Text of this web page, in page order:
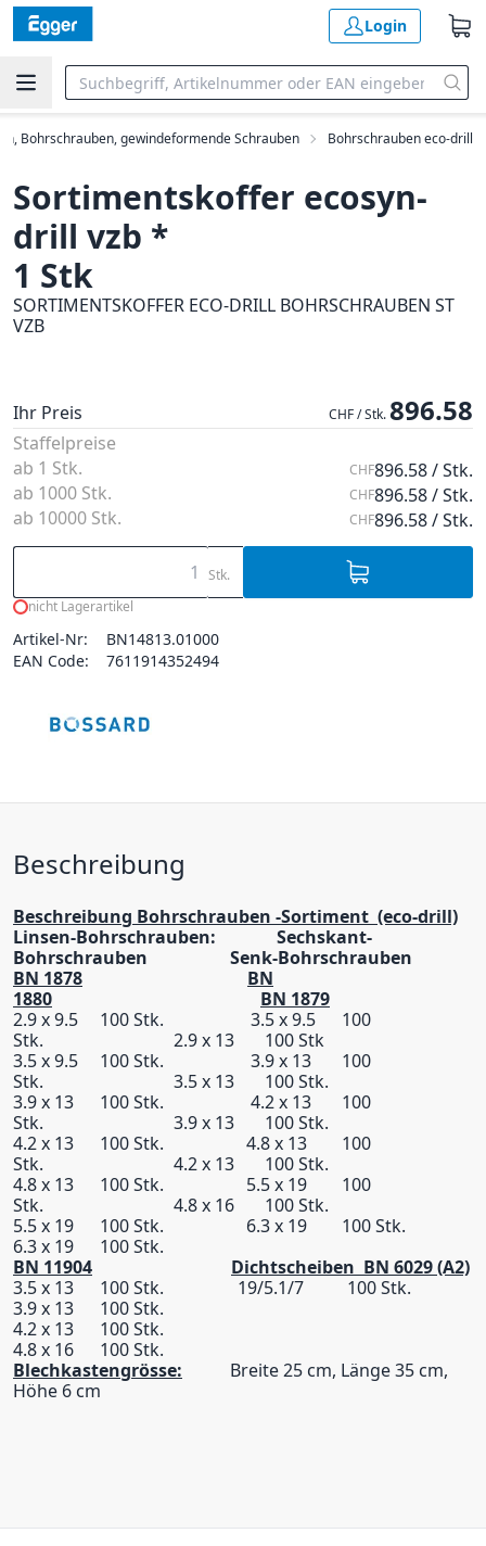
Login
Bohrschrauben, gewindeformende Schrauben Bohrschrauben eco-drill
Sortimentskoffer ecosyn-
drill vzb *
1 Stk
SORTIMENTSKOFFER ECO-DRILL BOHRSCHRAUBEN ST
VZB
Ihr Preis CHF / Stk.896.58
Staffelpreise
ab 1 Stk.
CHF896.58 / Stk.
ab 1000 Stk.
CHF896.58 / Stk.
ab 10000 Stk.
CHF896.58 / Stk.
Stk.
nicht Lagerartikel
Artikel-Nr:
BN14813.01000
EAN Code:
7611914352494
Beschreibung
Beschreibung Bohrschrauben -Sortiment (eco-drill)
Linsen-Bohrschrauben: Sechskant-
Bohrschrauben Senk-Bohrschrauben
BN 1878
BN
1880
BN 1879
2.9 x 9.5 100 Stk. 3.5 x 9.5 100
Stk. 2.9 x 13 100 Stk
3.5 x 9.5 100 Stk. 3.9 x 13 100
Stk. 3.5 x 13 100 Stk.
3.9 x 13 100 Stk. 4.2 x 13 100
Stk. 3.9 x 13 100 Stk.
4.2 x 13 100 Stk. 4.8 x 13 100
Stk. 4.2 x 13 100 Stk.
4.8 x 13 100 Stk. 5.5 x 19 100
Stk. 4.8 x 16 100 Stk.
5.5 x 19 100 Stk. 6.3 x 19 100 Stk.
6.3 x 19 100 Stk.
BN 11904
Dichtscheiben BN 6029 (A2)
3.5 x 13 100 Stk. 19/5.1/7 100 Stk.
3.9 x 13 100 Stk.
4.2 x 13 100 Stk.
4.8 x 16 100 Stk.
Blechkastengrösse: Breite 25 cm, Länge 35 cm,
Höhe 6 cm